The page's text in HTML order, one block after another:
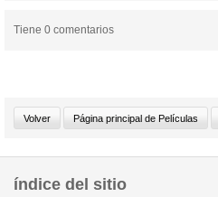
Tiene 0 comentarios
índice del sitio